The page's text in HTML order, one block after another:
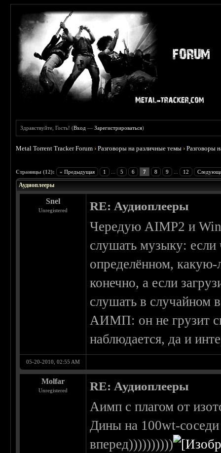
Здравствуйте, Гость! (Вход —Зарегистрироваться)
Metal Torrent Tracker Forum ›Разговоры на различные темы ›Разговоры
Страницы (12): « Предыдущая 1 5 6 7 8 9 12
Аудиоплееры
Snel
Unregistered RE: Аудиоплееры
Чередую AIMP2 и
слушать музыку: если
определённом,
конечно, а если
слушать в случайном
АИМП: он не грузит
наблюдается, да и
05-20-2010, 02:55 AM
Molfar
Unregistered RE: Аудиоплееры
Аимп с плагом от
Дины на 100wt-
вперед))))))))))